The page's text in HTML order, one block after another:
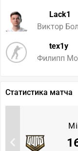
Lack1
Виктор
tex1y
Филипп
Статистика матча